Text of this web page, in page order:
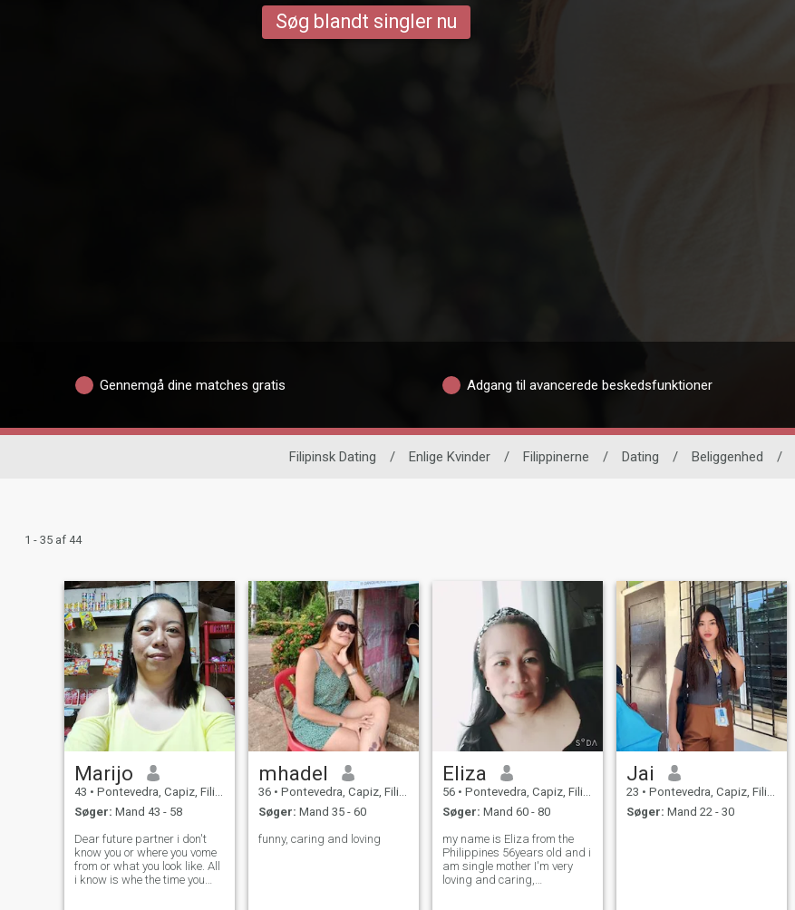
Søg blandt singler nu
Gennemgå dine matches gratis Adgang til avancerede beskedsfunktioner
Filipinsk Dating / Enlige Kvinder / Filippinerne / Dating / Beliggenhed /
1 - 35 af 44
Marijo
43 • Pontevedra, Capiz, Filippinerne
Søger: Mand 43 - 58
Dear future partner i don't
know you or where you vome
from or what you look like. All
i know is whe the time you
mhadel
36 • Pontevedra, Capiz, Filippinerne
Søger: Mand 35 - 60
funny, caring and loving
Eliza
56 • Pontevedra, Capiz, Filippinerne
Søger: Mand 60 - 80
my name is Eliza from the
Philippines 56years old and i
am single mother I'm very
loving and caring,
Jai
23 • Pontevedra, Capiz, Filippinerne
Søger: Mand 22 - 30